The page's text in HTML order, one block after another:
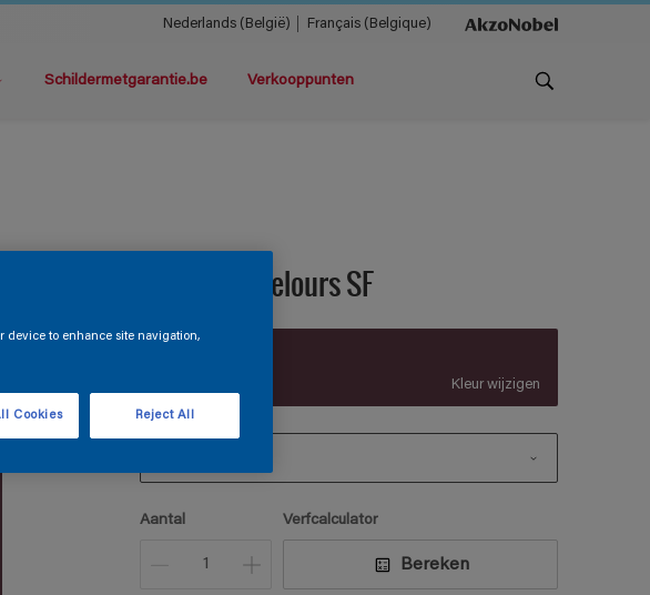
Nederlands (België) Français (Belgique)
Schildermetgarantie.be Verkooppunten
Magnatex Velours SF
Kleur wijzigen
Aantal Verfcalculator
Bereken
device to enhance site navigation,
Reject All
Cookies